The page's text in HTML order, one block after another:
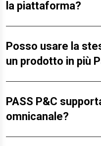
la piattaforma?
Posso usare la
un prodotto in più
PASS P&C supporta la distribuzione
omnicanale?